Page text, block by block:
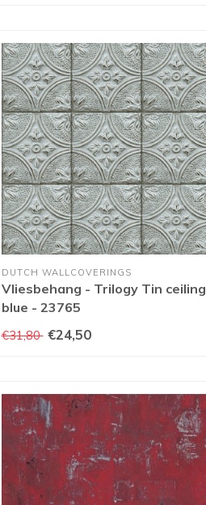
DUTCH WALLCOVERINGS
Vliesbehang - Trilogy Tin ceiling
blue - 23765
€31,80 €24,50